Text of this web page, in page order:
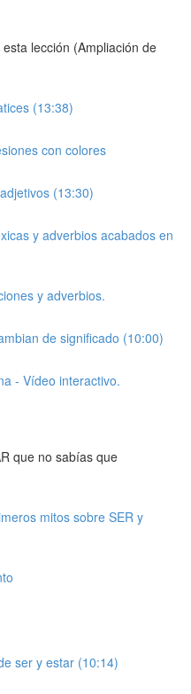
lección (Ampliación de
(13:38)
con colores
(13:30)
y adverbios acabados en
y adverbios.
de significado (10:00)
- Vídeo interactivo.
que no sabías que
mitos sobre SER y
ser y estar (10:14)